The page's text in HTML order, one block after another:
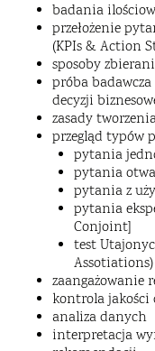
badania
przełożenie
(KPIs & Action
sposoby
próba
decyzji
zasady
przegląd typów
pytania
pytania
pytania z
pytania
Conjoint]
test
Assotiations)
zaangażowanie
kontrola
analiza danych
interpretacja